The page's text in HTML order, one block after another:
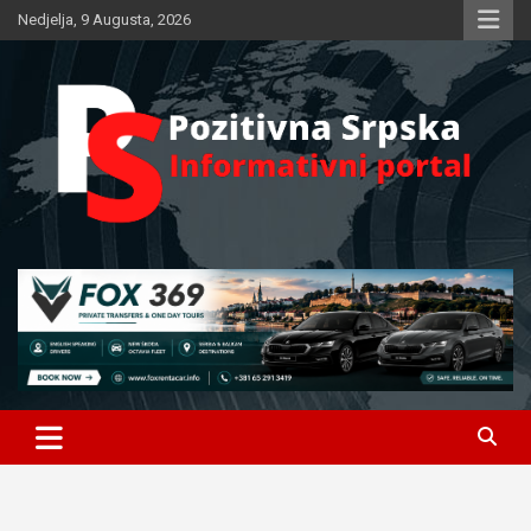
Skip
to
Nedjelja, 9 Augusta, 2026
Pozitivna Srpska